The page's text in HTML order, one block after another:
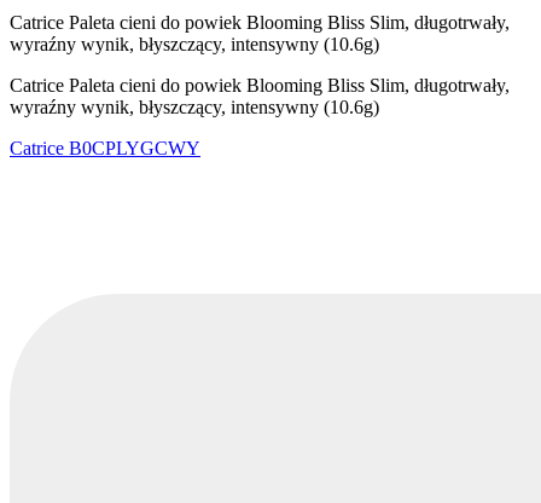
Catrice Paleta cieni do powiek Blooming Bliss Slim, długotrwały,
wyraźny wynik, błyszczący, intensywny (10.6g)
Catrice Paleta cieni do powiek Blooming Bliss Slim, długotrwały,
wyraźny wynik, błyszczący, intensywny (10.6g)
Catrice B0CPLYGCWY